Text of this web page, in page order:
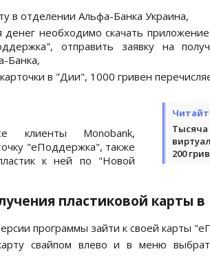
в отделении Альфа-Банка Украина,
денег необходимо скачать
отправить заявку на
Банка,
в "Дии", 1000 гривен
Тысяча
200
клиенты Monobank,
"еПоддержка", также
к ней по "Новой
пластиковой карты в
программы зайти к своей карты
свайпом влево и в меню